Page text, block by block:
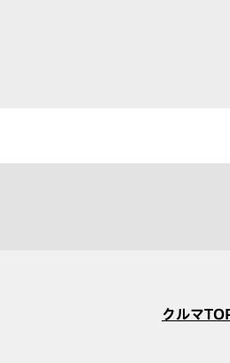
クルマ